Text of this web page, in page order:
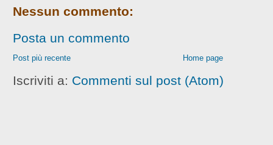
Nessun commento:
Posta un commento
Post più recente Home page
Iscriviti a: Commenti sul post (Atom)